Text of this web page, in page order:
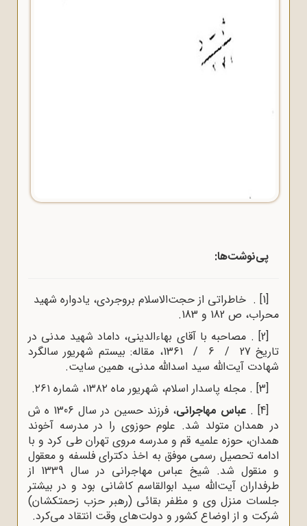
پی‌نوشت‌ها:
[1]
. خاطراتی از حجت‌الاسلام بروجردی، یادواره شهید
محراب، ص 182 و 183.
[2]
. مصاحبه با آقای بهاءالدینی، داماد شهید مدنی در
تاریخ 27 / 6 / 1361، مقاله:
بیستم شهریور سالگرد
شهادت آیت‌الله سید اسدالله مدنی، همین سایت.
[3]
. مجله پاسدار اسلام، شهریور ماه ۱۳۸۲، شماره ۲۶۱.
[4]
.عباس مهاجرانی
، فرزند حسین در سال 1306 ه‌ ش
در همدان متولد شد. علوم حوزوی را در مدرسه آخوند
همدان، حوزه علمیه قم و مدرسه مروی تهران طی کرد و با
ادامه تحصیل رسمی موفق به اخذ دکترای فلسفه و معقول
و منقول شد. شیخ عباس مهاجرانی در سال 1339 از
طرفداران آیت‌الله سید ابوالقاسم کاشانی بود و در بیشتر
جلسات منزل وی و مظفر بقائی (رهبر حزب زحمتکشان)
شرکت و از اوضاع کشور و دولت‌های وقت انتقاد می‌کرد.